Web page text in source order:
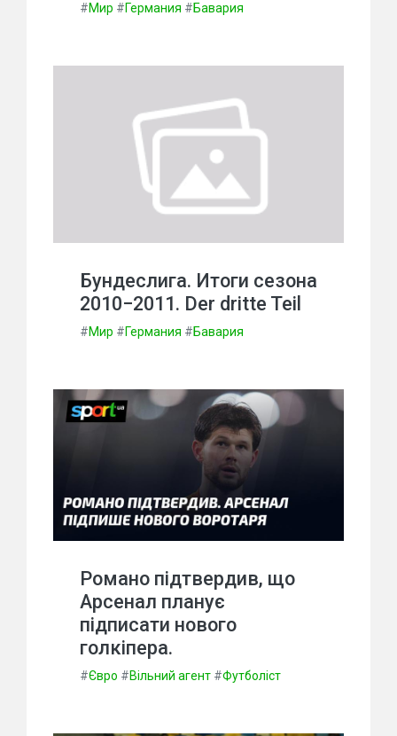
#Мир #Германия #Бавария
Бундеслига. Итоги сезона
2010−2011. Der dritte Teil
#Мир #Германия #Бавария
Романо підтвердив, що
Арсенал планує
підписати нового
голкіпера.
#Євро #Вільний агент #Футболіст